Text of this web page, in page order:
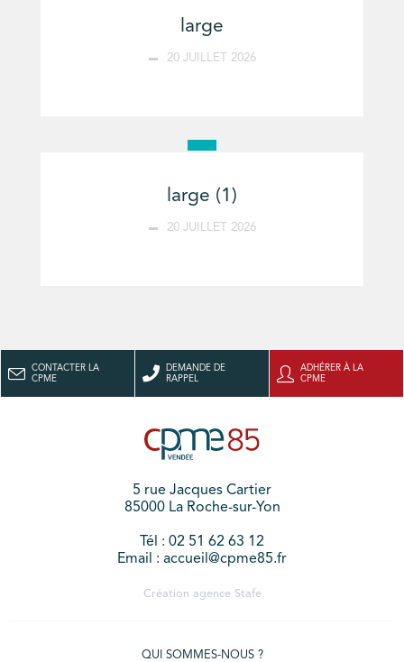
large
20 JUILLET 2026
large (1)
20 JUILLET 2026
CONTACTER LA
CPME
DEMANDE DE
RAPPEL
ADHÉRER À LA
CPME
5 rue Jacques Cartier
85000 La Roche-sur-Yon
Tél : 02 51 62 63 12
Email : accueil@cpme85.fr
Création agence Stafe
QUI SOMMES-NOUS ?